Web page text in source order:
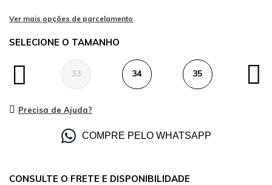
TAMANHO
33 34 35
Precisa de Ajuda?
COMPRE PELO WHATSAPP
CONSULTE O FRETE E DISPONIBILIDADE